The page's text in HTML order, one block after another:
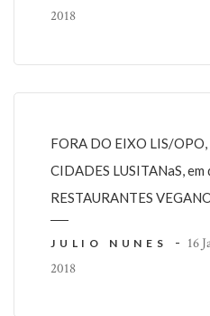
2018
FORA DO EIXO LIS/OPO,
CIDADES LUSITANaS,
RESTAURANTES
JULIO NUNES - 16
2018